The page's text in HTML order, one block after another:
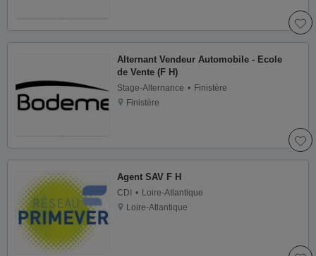
Alternant Vendeur Automobile - Ecole
de Vente (F H)
Stage-Alternance
Finistère
Finistère
Agent SAV F H
CDI
Loire-Atlantique
Loire-Atlantique